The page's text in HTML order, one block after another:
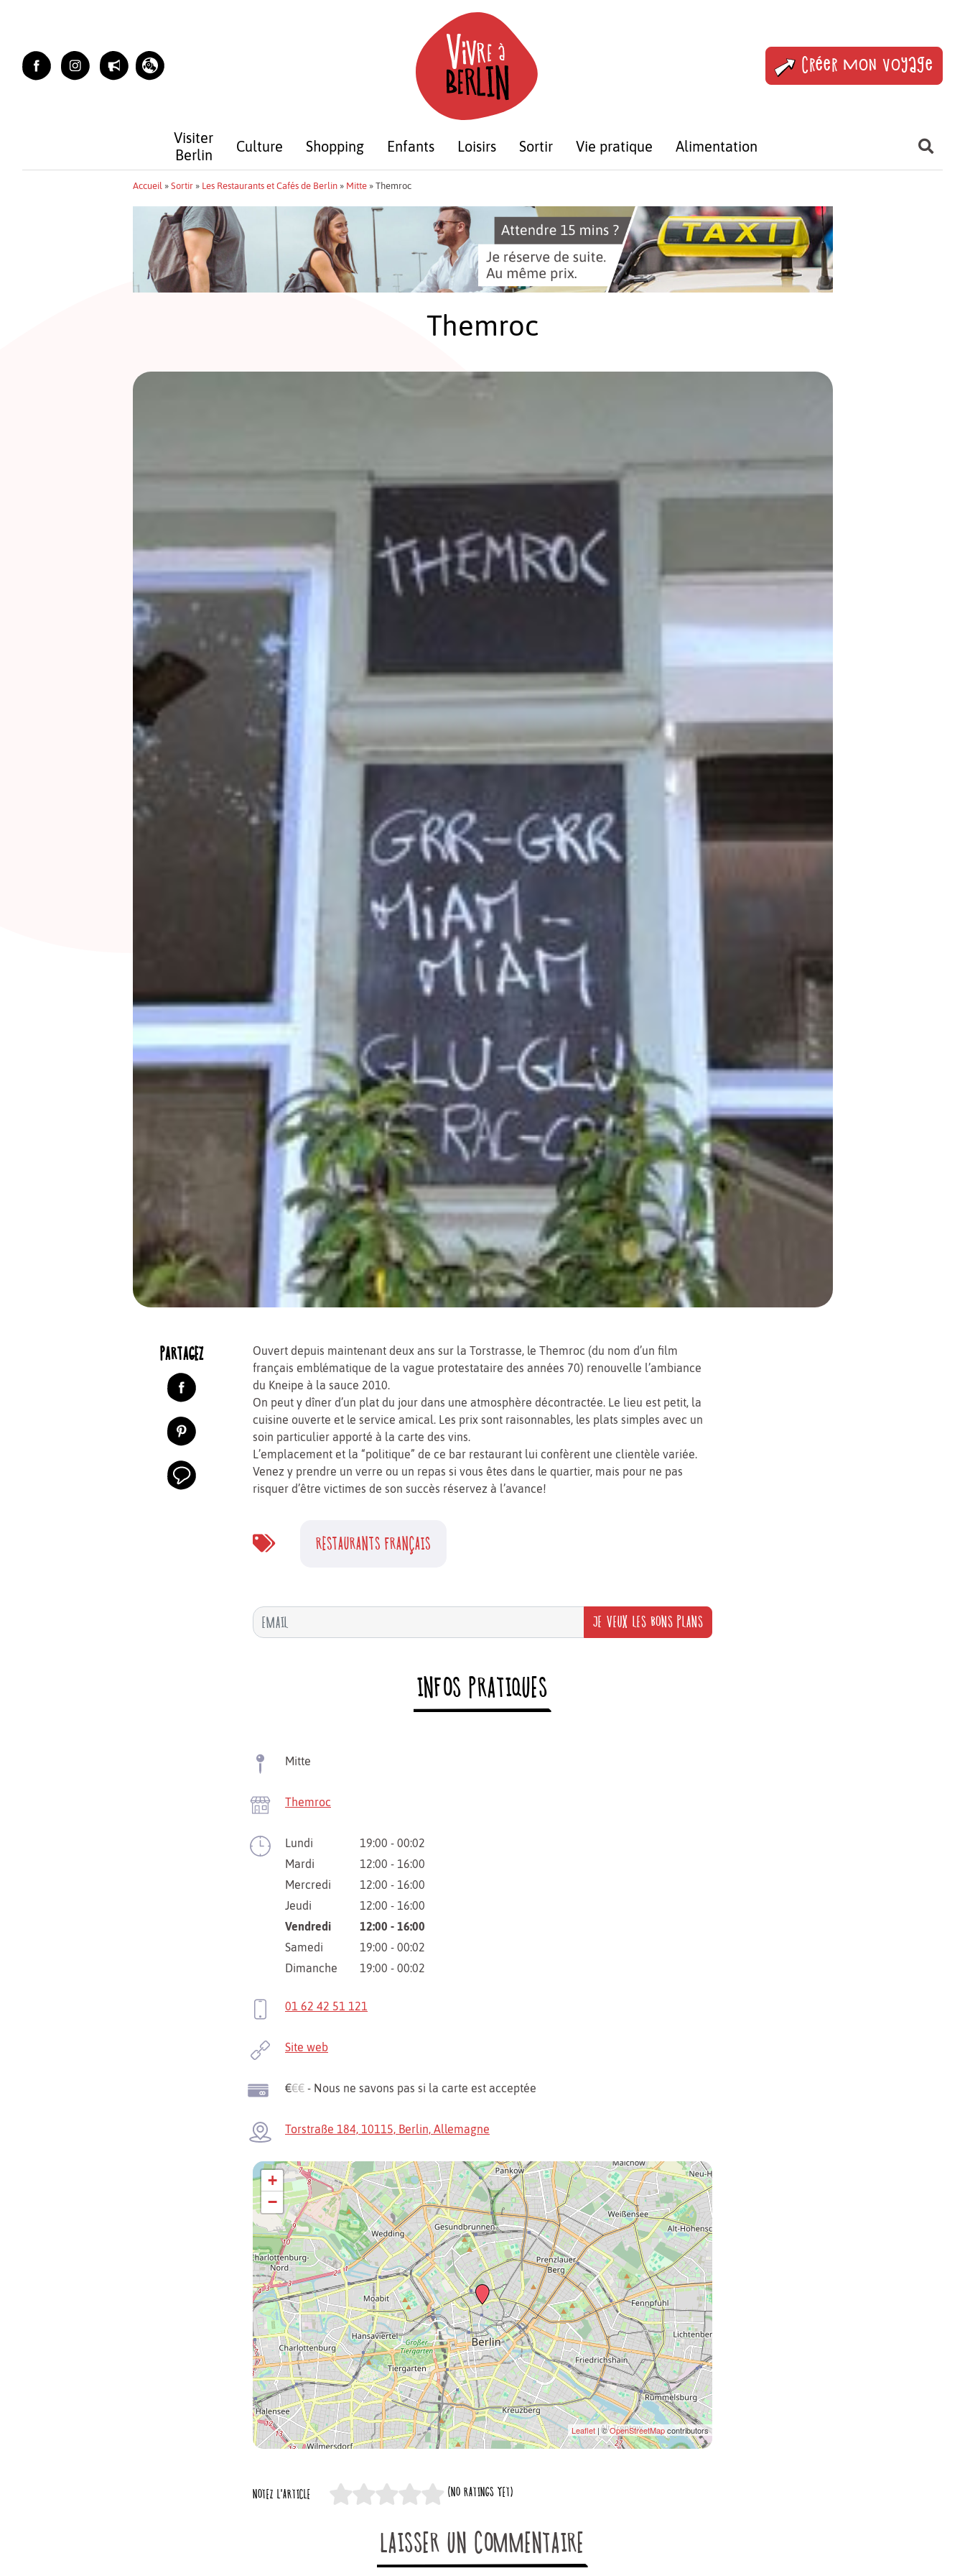
Créer mon voyage
Visiter
Berlin
Culture Shopping Enfants Loisirs Sortir Vie pratique Alimentation
Accueil » Sortir» Les Restaurants et Cafés de Berlin» Mitte» Themroc
Themroc
PARTAGEZ
Ouvert depuis maintenant deux ans sur la Torstrasse, le Themroc (du nom d’un film
français emblématique de la vague protestataire des années 70) renouvelle l’ambiance
du Kneipe à la sauce 2010.
On peut y dîner d’un plat du jour dans une atmosphère décontractée. Le lieu est petit, la
cuisine ouverte et le service amical. Les prix sont raisonnables, les plats simples avec un
soin particulier apporté à la carte des vins.
L’emplacement et la “politique” de ce bar restaurant lui confèrent une clientèle variée.
Venez y prendre un verre ou un repas si vous êtes dans le quartier, mais pour ne pas
risquer d’être victimes de son succès réservez à l’avance!
RESTAURANTS FRANÇAIS
JE VEUX LES BONS PLANS
INFOS PRATIQUES
Mitte
Themroc
Lundi
19:00 - 00:02
Mardi
12:00 - 16:00
Mercredi
12:00 - 16:00
Jeudi
12:00 - 16:00
Vendredi
12:00 - 16:00
Samedi
19:00 - 00:02
Dimanche
19:00 - 00:02
01 62 42 51 121
Site web
€€€ - Nous ne savons pas si la carte est acceptée
Torstraße 184, 10115, Berlin, Allemagne
+
−
Leaflet | ©OpenStreetMapcontributors
NOTEZ L'ARTICLE (NO RATINGS YET)
LAISSER UN COMMENTAIRE